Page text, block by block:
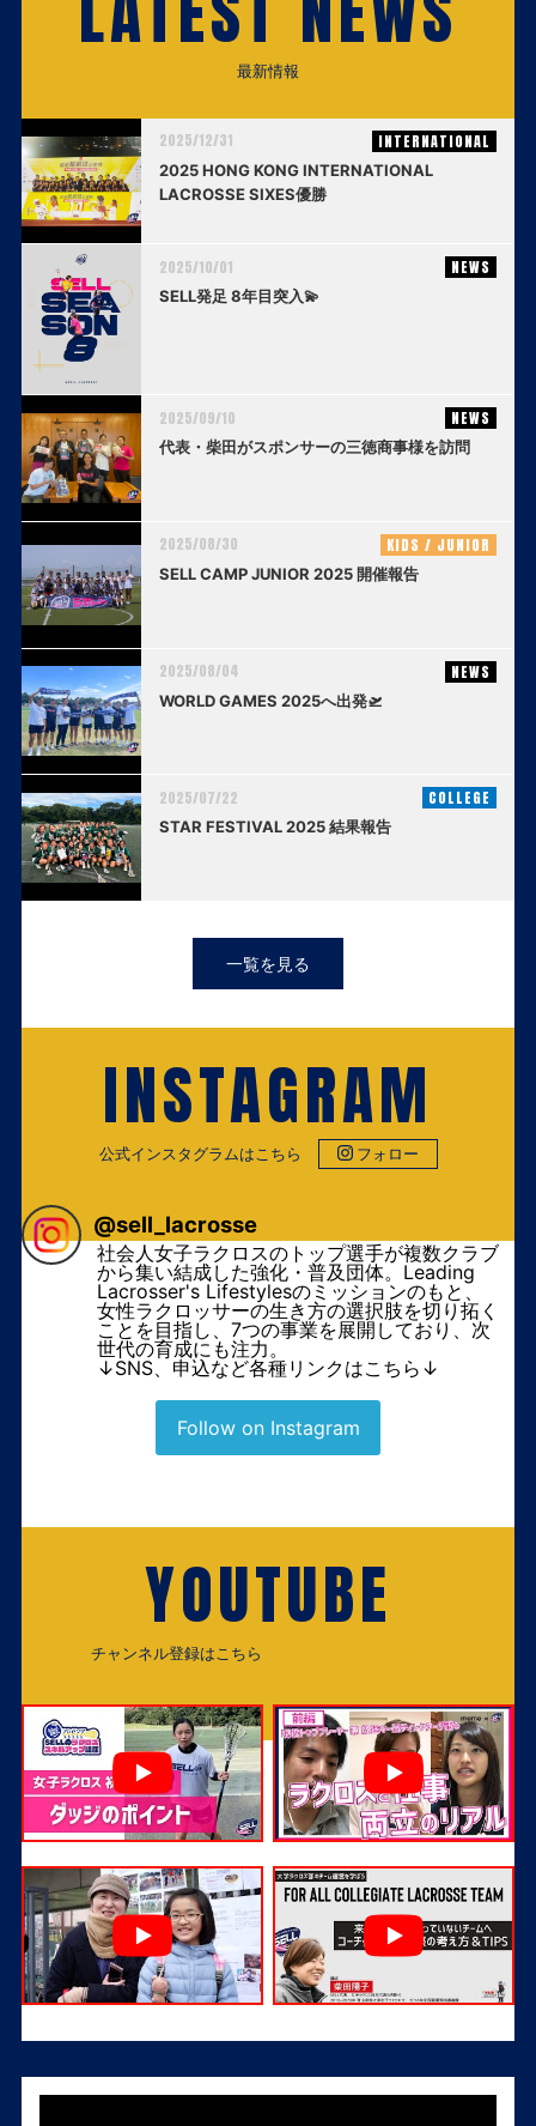
最新情報
2025/12/31 INTERNATIONAL
2025 HONG KONG INTERNATIONAL
LACROSSE SIXES優勝
2025/10/01 NEWS
SELL発足 8年目突入💫
2025/09/10 NEWS
代表・柴田がスポンサーの三徳商事様を訪問
2025/08/30 KIDS / JUNIOR
SELL CAMP JUNIOR 2025 開催報告
2025/08/04 NEWS
WORLD GAMES 2025へ出発🛫
2025/07/22 COLLEGE
STAR FESTIVAL 2025 結果報告
一覧を見る
INSTAGRAM
公式インスタグラムはこちら フォロー
@sell_lacrosse
社会人女子ラクロスのトップ選手が複数クラブ
から集い結成した強化・普及団体。Leading
Lacrosser's Lifestylesのミッションのもと、
女性ラクロッサーの生き方の選択肢を切り拓く
ことを目指し、7つの事業を展開しており、次
世代の育成にも注力。
↓SNS、申込など各種リンクはこちら↓
Follow on Instagram
YOUTUBE
チャンネル登録はこちら